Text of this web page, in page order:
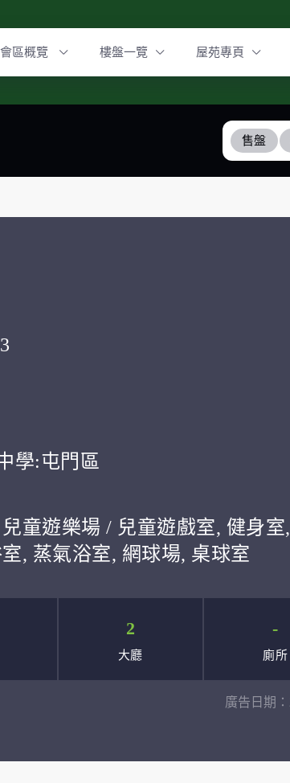
區概覽 樓盤一覽 屋苑專頁
售盤
學:屯門區
童遊樂場 / 兒童遊戲室, 健身室
, 蒸氣浴室, 網球場, 桌球室
2
大廳
-
廁所
廣告日期：